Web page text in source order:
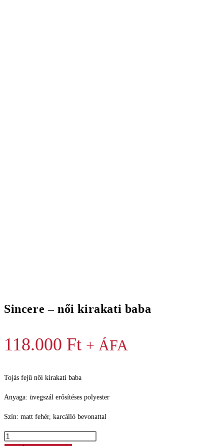
Sincere – női kirakati baba
118.000 Ft + ÁFA
Tojás fejű női kirakati baba
Anyaga: üvegszál erősítéses polyester
Szín: matt fehér, karcálló bevonattal
Sincere